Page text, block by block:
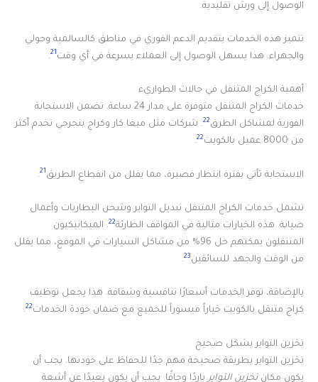
الوصول إلى ورش تقليدية.
تتميز هذه الخدمات بتقديم الدعم الفوري في مناطق كالسالمية وحولي
والجهراء. هذا يسهل الوصول إلى العملاء بسرعة في أي وقت21
.
أهمية الكراج المتنقل في حالات الطواريء
خدمات الكراج المتنقل متوفرة على مدار 24 ساعة. تضمن الاستجابة
الفورية لمشاكل الطرق22. شركات مثل ميغا كار وكراج بنجرجي تخدم أكثر
من 8000 عميل بالكويت
22
.
الاستجابة تأتي بفترة انتظار قصيرة، مما يقلل من انقطاع الطريق21
.
تشمل خدمات الكراج المتنقل تبديل التواير وشحن البطاريات وأعمال
صيانة. هذه الخيارات مثالية في المواقف الطارئة22. الميكانيكيون
المتنقلون يمكنهم حل 96% من مشاكل السيارات في الموقع، مما يقلل
من الوقت والجهد للسائقين23
.
بالإضافة، توفر الخدمات أسعارًا تنافسية وشفافة. هذا يجعل توظيف
كراج متنقل بالكويت خياراً ميسوراً للجميع مع ضمان جودة الخدمات22
.
تخزين التواير بشكل صحيح
تخزين التواير بطريقة صحيحة مهم جدًا للحفاظ على جودتها. يجب أن
يكون مكانتخزين التواير باردًا وجافًا. يجب أن يكون بعيدًا عن أشعة